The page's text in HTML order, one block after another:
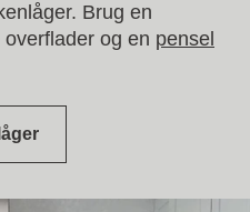
Brug en
og en pensel